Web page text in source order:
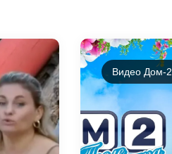
Видео Дом-2